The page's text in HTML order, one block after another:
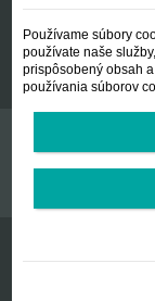
©
Používame súbory
používate naše
prispôsobený obsah
používania súborov